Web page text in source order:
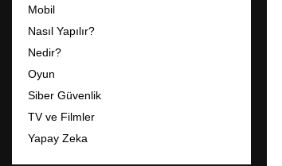
Mobil
Nasıl Yapılır?
Nedir?
Oyun
Siber Güvenlik
TV ve Filmler
Yapay Zeka